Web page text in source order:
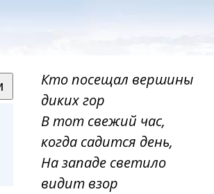
Кто посещал вершины
диких гор
В тот свежий час,
когда садится день,
На западе светило
видит взор